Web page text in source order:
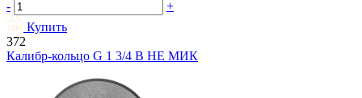
-
+
Купить
372
Калибр-кольцо G 1 3/4 В НЕ МИК